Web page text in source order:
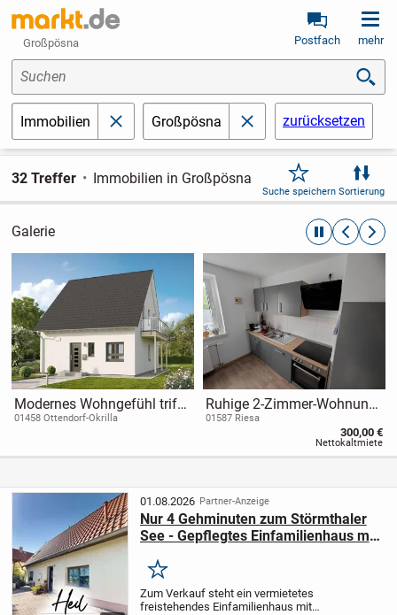
Großpösna Postfach mehr
Suchen
Immobilien schließenGroßpösna schließenzurücksetzen
32 Treffer Immobilien in Großpösna
Suche speichern Sortierung
Galerie automatische
Modernes Wohngefühl trifft
auf individuelle Freiheit - Ihr
Home 1 von allkauf
01458 Ottendorf-Okrilla
Ruhige 2-Zimmer-Wohnung
mit Einbauküche
01587 Riesa
300,00 €
Nettokaltmiete
01.08.2026 Partner-Anzeige
Nur 4 Gehminuten zum Störmthaler
See - Gepflegtes Einfamilienhaus mit
Merken
Zum Verkauf steht ein vermietetes
freistehendes Einfamilienhaus mit